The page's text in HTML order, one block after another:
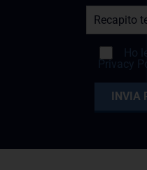
Ho
Privacy